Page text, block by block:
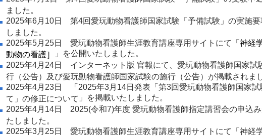
ました。
2025年6月10日 第4回愛玩動物看護師国家試験「予備試験」の実施
しました。
2025年5月25日 愛玩動物看護師生涯教育講座専用サイトにて 「 神経
動物の看護］
」を公開いたしました。
2025年4月24日 インターネット版 官報にて、愛玩動物看護師国家試
行（公告）及び愛玩動物看護師国家試験の施行（公告）が掲載されま
2025年4月23日 「 2025年3月14日発表「第3回愛玩動物看護師国家
て」の修正について 」を掲載いたしました。
2025年4月14日 2025(令和7)年度 愛玩動物看護師指定講習会の申込
たしました。
2025年3月25日 愛玩動物看護師生涯教育講座専用サイトにて 「 神経